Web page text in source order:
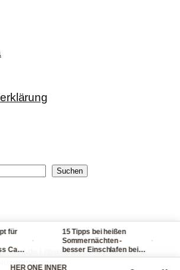
Suchen
I fitweltweit GmbH Storkower
15 Tipps bei heißen
Sommernächten -
besser Einschlafen bei
Hitze (Tag & Nacht)
HER ONE INNER